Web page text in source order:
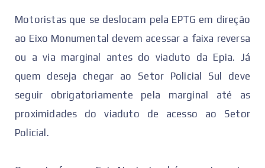
Motoristas que se deslocam pela EPTG em direção
ao Eixo Monumental devem acessar a faixa reversa
ou a via marginal antes do viaduto da Epia. Já
quem deseja chegar ao Setor Policial Sul deve
seguir obrigatoriamente pela marginal até as
proximidades do viaduto de acesso ao Setor
Policial.